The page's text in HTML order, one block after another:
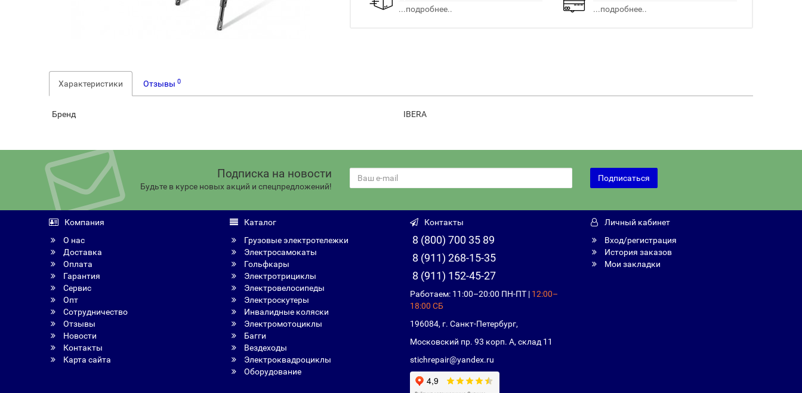
...подробнее.. ...подробнее..
Характеристики Отзывы0
Бренд IBERA
Подписка на новости
Будьте в курсе новых акций и спецпредложений!
Подписаться
Компания
О нас
Доставка
Оплата
Гарантия
Сервис
Опт
Сотрудничество
Отзывы
Новости
Контакты
Карта сайта
Каталог
Грузовые электротележки
Электросамокаты
Гольфкары
Электротрициклы
Электровелосипеды
Электроскутеры
Инвалидные коляски
Электромотоциклы
Багги
Вездеходы
Электроквадроциклы
Оборудование
Контакты
8 (800) 700 35 89
8 (911) 268-15-35
8 (911) 152-45-27
Работаем: 11:00–20:00 ПН-ПТ | 12:00–
18:00 СБ
196084, г. Санкт-Петербург,
Московский пр. 93 корп. А, склад 11
stichrepair@yandex.ru
Личный кабинет
Вход/регистрация
История заказов
Мои закладки